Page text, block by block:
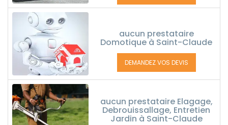
aucun prestataire
Domotique à Saint-Claude
DEMANDEZ VOS DEVIS
aucun prestataire Elagage,
Debrouissallage, Entretien
Jardin à Saint-Claude